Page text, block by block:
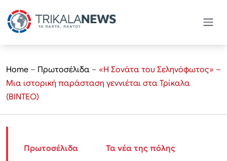
Home – Πρωτοσέλιδα – «Η Σονάτα του Σεληνόφωτος» –
Μια ιστορική παράσταση γεννιέται στα Τρίκαλα
(ΒΙΝΤΕΟ)
Πρωτοσέλιδα Τα νέα της πόλης